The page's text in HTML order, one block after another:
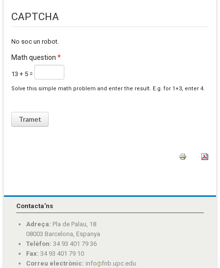
CAPTCHA
No soc un robot.
Math question *
13 + 5 =
Solve this simple math problem and enter the result. E.g. for 1+3, enter 4.
Contacta'ns
Adreça: Pla de Palau, 18
08003 Barcelona, Espanya
Telèfon: 34 93 401 79 36
Fax: 34 93 401 79 10
Correu electrònic: info fnb.upc.edu